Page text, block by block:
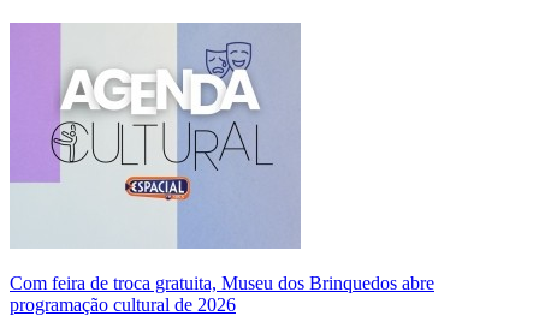
Com feira de troca gratuita, Museu dos Brinquedos abre
programação cultural de 2026